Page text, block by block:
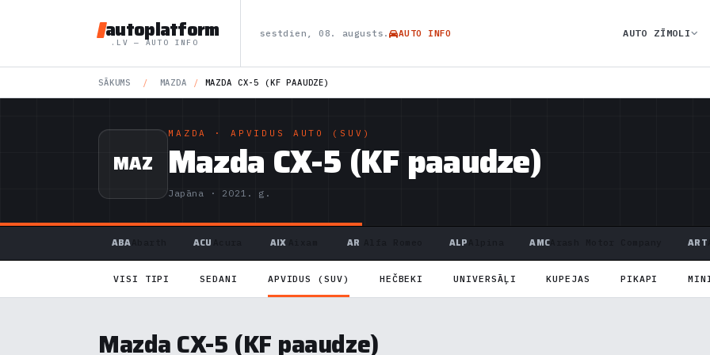
autoplatform
.LV — AUTO INFO
sestdien, 08. augusts. AUTO INFO AUTO ZĪMOLI
SĀKUMS / MAZDA / MAZDA CX-5 (KF PAAUDZE)
MAZ
MAZDA · APVIDUS AUTO (SUV)
Mazda CX-5 (KF paaudze)
Japāna · 2021. g.
ABA ACU AIX AR ALP AMC ART
VISI TIPI SEDANI APVIDUS (SUV) HEČBEKI UNIVERSĀĻI KUPEJAS PIKAPI
Mazda CX-5 (KF paaudze)